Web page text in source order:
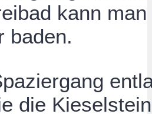
kann
baden.
die